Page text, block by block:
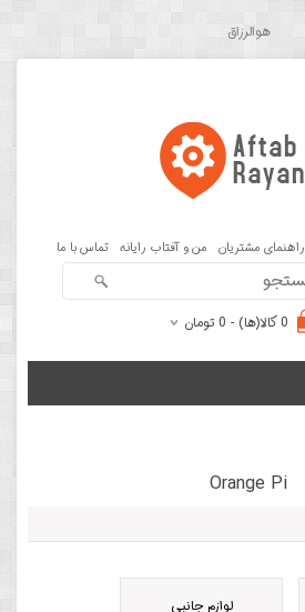
هوالرزاق
راهنمای مشتریان من و آفتاب رایانه تماس با ما
0 کالا(ها) - 0 تومان
Orange Pi
لوازم جانبی